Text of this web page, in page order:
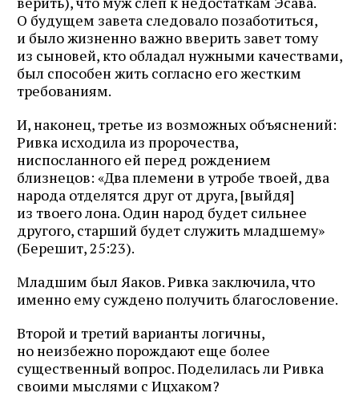
О будущем завета следовало позаботиться,
и было жизненно важно вверить завет тому
из сыновей, кто обладал нужными качествами,
был способен жить согласно его жестким
требованиям.
И, наконец, третье из возможных объяснений:
Ривка исходила из пророчества,
ниспосланного ей перед рождением
близнецов: «Два племени в утробе твоей, два
народа отделятся друг от друга, [выйдя]
из твоего лона. Один народ будет сильнее
другого, старший будет служить младшему»
(Берешит, 25:23).
Младшим был Яаков. Ривка заключила, что
именно ему суждено получить благословение.
Второй и третий варианты логичны,
но неизбежно порождают еще более
существенный вопрос. Поделилась ли Ривка
своими мыслями с Ицхаком?